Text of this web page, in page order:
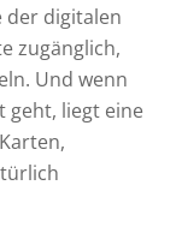
der digitalen
zugänglich,
Und wenn
geht, liegt eine